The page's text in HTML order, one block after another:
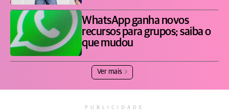
WhatsApp ganha novos
recursos para grupos; saiba o
que mudou
Ver mais
PUBLICIDADE